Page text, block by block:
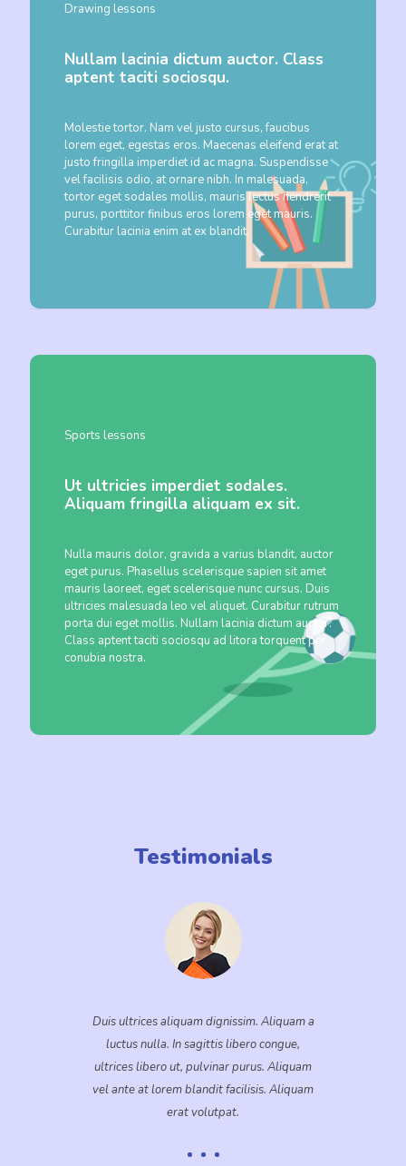
Drawing lessons
Nullam lacinia dictum auctor. Class
aptent taciti sociosqu.
Molestie tortor. Nam vel justo cursus, faucibus
lorem eget, egestas eros. Maecenas eleifend erat at
justo fringilla imperdiet id ac magna. Suspendisse
vel facilisis odio, at ornare nibh. In malesuada,
tortor eget sodales mollis, mauris lectus hendrerit
purus, porttitor finibus eros lorem eget mauris.
Curabitur lacinia enim at ex blandit.
Sports lessons
Ut ultricies imperdiet sodales.
Aliquam fringilla aliquam ex sit.
Nulla mauris dolor, gravida a varius blandit, auctor
eget purus. Phasellus scelerisque sapien sit amet
mauris laoreet, eget scelerisque nunc cursus. Duis
ultricies malesuada leo vel aliquet. Curabitur rutrum
porta dui eget mollis. Nullam lacinia dictum auctor.
Class aptent taciti sociosqu ad litora torquent per
conubia nostra.
Testimonials
Duis ultrices aliquam dignissim. Aliquam a
luctus nulla. In sagittis libero congue,
ultrices libero ut, pulvinar purus. Aliquam
vel ante at lorem blandit facilisis. Aliquam
erat volutpat.